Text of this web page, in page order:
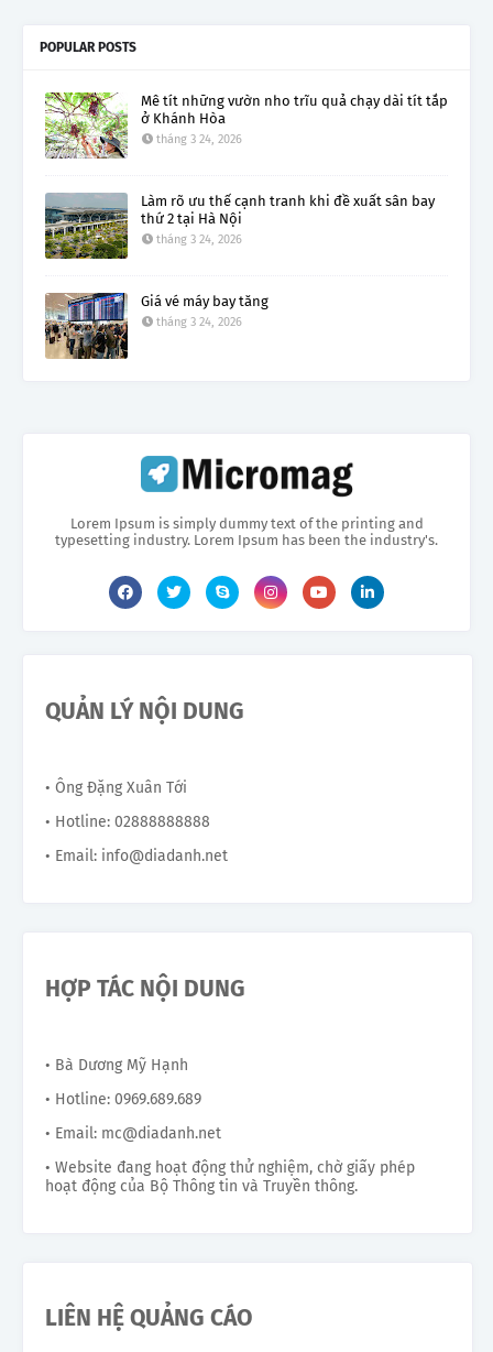
POPULAR POSTS
Mê tít những vườn nho trĩu quả chạy dài tít tắp
ở Khánh Hòa
tháng 3 24, 2026
Làm rõ ưu thế cạnh tranh khi đề xuất sân bay
thứ 2 tại Hà Nội
tháng 3 24, 2026
Giá vé máy bay tăng
tháng 3 24, 2026
Lorem Ipsum is simply dummy text of the printing and
typesetting industry. Lorem Ipsum has been the industry's.
QUẢN LÝ NỘI DUNG
• Ông Đặng Xuân Tới
• Hotline: 02888888888
• Email: info@diadanh.net
HỢP TÁC NỘI DUNG
• Bà Dương Mỹ Hạnh
• Hotline: 0969.689.689
• Email: mc@diadanh.net
• Website đang hoạt động thử nghiệm, chờ giấy phép
hoạt động của Bộ Thông tin và Truyền thông.
LIÊN HỆ QUẢNG CÁO